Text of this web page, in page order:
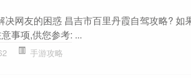
决网友的困惑 昌吉市百里丹霞自驾攻略?
事项,供您参考: ...
手游攻略